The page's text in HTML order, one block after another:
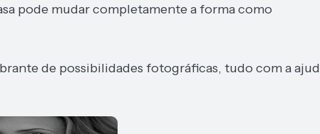
pode mudar completamente a forma como
de possibilidades fotográficas, tudo com a